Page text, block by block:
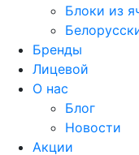
Блоки из
Бренды
Лицевой
О нас
Блог
Новости
Акции